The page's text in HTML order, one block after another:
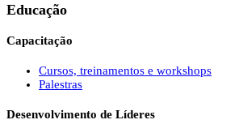
Educação
Capacitação
Cursos, treinamentos e workshops
Palestras
Desenvolvimento de Líderes